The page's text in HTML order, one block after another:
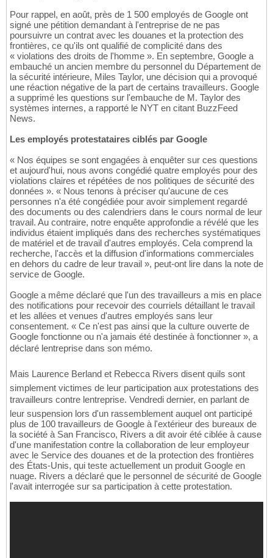
Pour rappel, en août, près de 1 500 employés de Google ont
signé une pétition demandant à l'entreprise de ne pas
poursuivre un contrat avec les douanes et la protection des
frontières, ce qu'ils ont qualifié de complicité dans des
« violations des droits de l'homme ». En septembre, Google a
embauché un ancien membre du personnel du Département de
la sécurité intérieure, Miles Taylor, une décision qui a provoqué
une réaction négative de la part de certains travailleurs. Google
a supprimé les questions sur l'embauche de M. Taylor des
systèmes internes, a rapporté le NYT en citant BuzzFeed
News.
Les employés protestataires ciblés par Google
« Nos équipes se sont engagées à enquêter sur ces questions
et aujourd'hui, nous avons congédié quatre employés pour des
violations claires et répétées de nos politiques de sécurité des
données ». « Nous tenons à préciser qu'aucune de ces
personnes n'a été congédiée pour avoir simplement regardé
des documents ou des calendriers dans le cours normal de leur
travail. Au contraire, notre enquête approfondie a révélé que les
individus étaient impliqués dans des recherches systématiques
de matériel et de travail d'autres employés. Cela comprend la
recherche, l'accès et la diffusion d'informations commerciales
en dehors du cadre de leur travail », peut-ont lire dans la note de
service de Google.
Google a même déclaré que l'un des travailleurs a mis en place
des notifications pour recevoir des courriels détaillant le travail
et les allées et venues d'autres employés sans leur
consentement. « Ce n'est pas ainsi que la culture ouverte de
Google fonctionne ou n'a jamais été destinée à fonctionner », a
déclaré lentreprise dans son mémo.
Mais Laurence Berland et Rebecca Rivers disent quils sont
simplement victimes de leur participation aux protestations des
travailleurs contre lentreprise. Vendredi dernier, en parlant de
leur suspension lors d'un rassemblement auquel ont participé
plus de 100 travailleurs de Google à l'extérieur des bureaux de
la société à San Francisco, Rivers a dit avoir été ciblée à cause
d'une manifestation contre la collaboration de leur employeur
avec le Service des douanes et de la protection des frontières
des États-Unis, qui teste actuellement un produit Google en
nuage. Rivers a déclaré que le personnel de sécurité de Google
l'avait interrogée sur sa participation à cette protestation.